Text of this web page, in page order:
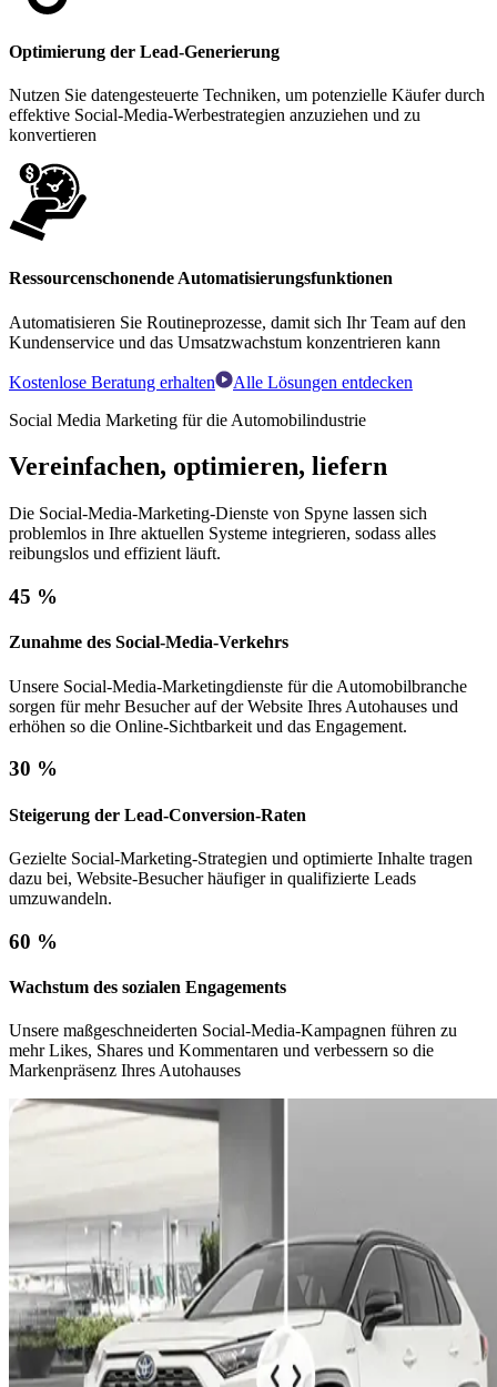
Optimierung der Lead-Generierung
Nutzen Sie datengesteuerte Techniken, um potenzielle Käufer durch
effektive Social-Media-Werbestrategien anzuziehen und zu
konvertieren
Ressourcenschonende Automatisierungsfunktionen
Automatisieren Sie Routineprozesse, damit sich Ihr Team auf den
Kundenservice und das Umsatzwachstum konzentrieren kann
Kostenlose Beratung erhalten
Alle Lösungen entdecken
Social Media Marketing für die Automobilindustrie
Vereinfachen, optimieren, liefern
Die Social-Media-Marketing-Dienste von Spyne lassen sich
problemlos in Ihre aktuellen Systeme integrieren, sodass alles
reibungslos und effizient läuft.
45 %
Zunahme des Social-Media-Verkehrs
Unsere Social-Media-Marketingdienste für die Automobilbranche
sorgen für mehr Besucher auf der Website Ihres Autohauses und
erhöhen so die Online-Sichtbarkeit und das Engagement.
30 %
Steigerung der Lead-Conversion-Raten
Gezielte Social-Marketing-Strategien und optimierte Inhalte tragen
dazu bei, Website-Besucher häufiger in qualifizierte Leads
umzuwandeln.
60 %
Wachstum des sozialen Engagements
Unsere maßgeschneiderten Social-Media-Kampagnen führen zu
mehr Likes, Shares und Kommentaren und verbessern so die
Markenpräsenz Ihres Autohauses